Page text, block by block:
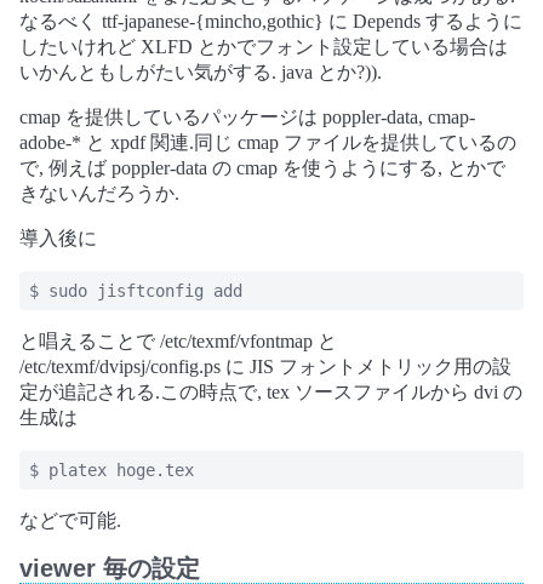
なるべく ttf-japanese-{mincho,gothic} に Depends するように
したいけれど XLFD とかでフォント設定している場合は
いかんともしがたい気がする. java とか?)).
cmap を提供しているパッケージは poppler-data, cmap-
adobe-* と xpdf 関連.同じ cmap ファイルを提供しているの
で, 例えば poppler-data の cmap を使うようにする, とかで
きないんだろうか.
導入後に
$ sudo jisftconfig add
と唱えることで /etc/texmf/vfontmap と
/etc/texmf/dvipsj/config.ps に JIS フォントメトリック用の設
定が追記される.この時点で, tex ソースファイルから dvi の
生成は
$ platex hoge.tex
などで可能.
viewer 毎の設定